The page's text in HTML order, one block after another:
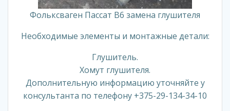
Фольксваген Пассат В6 замена глушителя
Необходимые элементы и монтажные детали:
Глушитель.
Хомут глушителя.
Дополнительную информацию уточняйте у
консультанта по телефону +375-29-134-34-10